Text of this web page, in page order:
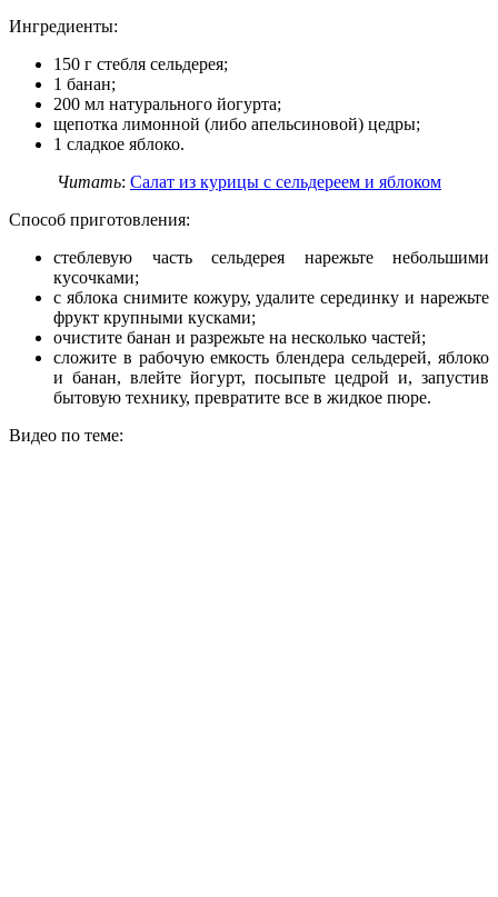
Ингредиенты:
150 г стебля сельдерея;
1 банан;
200 мл натурального йогурта;
щепотка лимонной (либо апельсиновой) цедры;
1 сладкое яблоко.
Читать: Салат из курицы с сельдереем и яблоком
Способ приготовления:
стеблевую часть сельдерея нарежьте небольшими
кусочками;
с яблока снимите кожуру, удалите серединку и нарежьте
фрукт крупными кусками;
очистите банан и разрежьте на несколько частей;
сложите в рабочую емкость блендера сельдерей, яблоко
и банан, влейте йогурт, посыпьте цедрой и, запустив
бытовую технику, превратите все в жидкое пюре.
Видео по теме: